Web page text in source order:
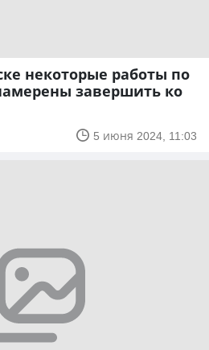
некоторые работы по
завершить ко
5 июня 2024, 11:03